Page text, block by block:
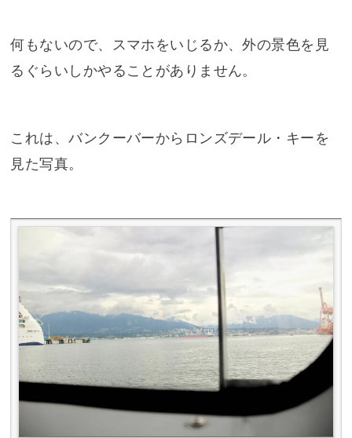
何もないので、スマホをいじるか、外の景色を見
るぐらいしかやることがありません。
これは、バンクーバーからロンズデール・キーを
見た写真。